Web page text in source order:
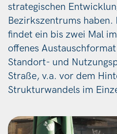
strategischen
Bezirkszentrums haben.
findet ein bis zwei Mal
offenes
Standort- und
Straße, v.a. vor dem
Strukturwandels im